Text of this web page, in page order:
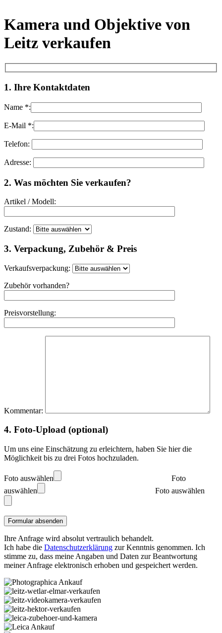
Kamera und Objektive von
Leitz verkaufen
1. Ihre Kontaktdaten
Name *:
E-Mail *:
Telefon:
Adresse:
Bitte lasse dieses Feld leer.
2. Was möchten Sie verkaufen?
Artikel / Modell:
Zustand:
3. Verpackung, Zubehör & Preis
Verkaufsverpackung:
Zubehör vorhanden?
Preisvorstellung:
Kommentar:
4. Foto-Upload (optional)
Um uns eine Einschätzung zu erleichtern, haben Sie hier die
Möglichkeit bis zu drei Fotos hochzuladen.
Foto auswählen
Foto
auswählen
Foto auswählen
Ihre Anfrage wird absolut vertraulich behandelt.
Ich habe die Datenschutzerklärung zur Kenntnis genommen. Ich
stimme zu, dass meine Angaben und Daten zur Beantwortung
meiner Anfrage elektronisch erhoben und gespeichert werden.